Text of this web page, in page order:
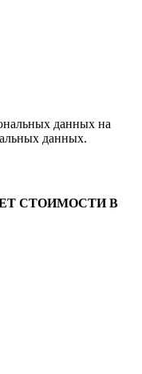
данных на
данных.
СТОИМОСТИ В